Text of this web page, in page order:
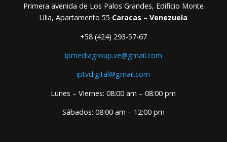
Primera avenida de Los Palos Grandes, Edificio Monte
Ulia, Apartamento 55 Caracas – Venezuela
+58 (424) 293-57-67
ipmediagroup.ve@gmail.com
iptvdigital@gmail.com
Lunes – Viernes: 08:00 am – 08:00 pm
Sábados: 08:00 am – 12:00 pm